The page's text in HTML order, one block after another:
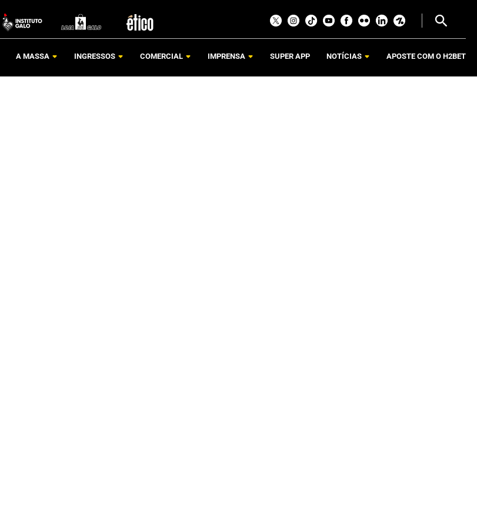
A MASSA INGRESSOS COMERCIAL IMPRENSA SUPER APP NOTÍCIAS APOSTE COM O H2BET